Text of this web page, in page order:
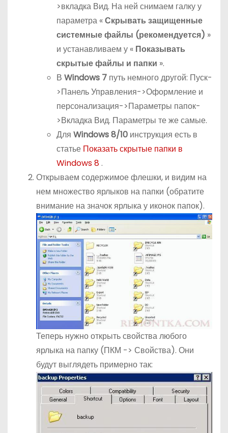
>вкладка Вид. На ней снимаем галку у
параметра «Скрывать защищенные
системные файлы (рекомендуется) »
и устанавливаем у « Показывать
скрытые файлы и папки ».
В Windows 7 путь немного другой: Пуск-
>Панель Управления->Оформление и
персонализация->Параметры папок-
>Вкладка Вид. Параметры те же самые.
Для Windows 8/10 инструкция есть в
статье Показать скрытые папки в
Windows 8.
Открываем содержимое флешки, и видим на
нем множество ярлыков на папки (обратите
внимание на значок ярлыка у иконок папок).
Теперь нужно открыть свойства любого
ярлыка на папку (ПКМ -> Свойства). Они
будут выглядеть примерно так: